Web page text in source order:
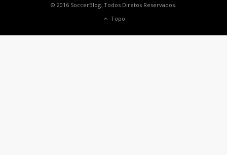
© 2016 SoccerBlog. Todos Diretos Reservados.
Topo